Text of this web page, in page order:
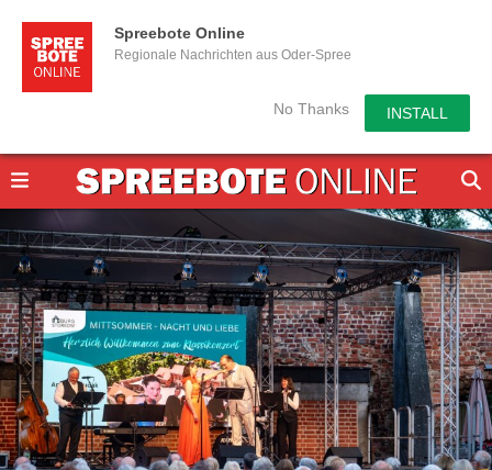
Spreebote Online
Regionale Nachrichten aus Oder-Spree
No Thanks INSTALL